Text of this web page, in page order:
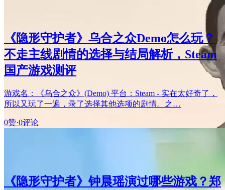
《隐形守护者》乌合之众Demo怎么玩？
不走主线剧情的选择与结局解析，Steam
国产游戏测评
游戏名：《乌合之众》(Demo) 平台：Steam - 实在太好奇了，
所以又玩了一遍，录了选择其他选项的剧情。之…
0赞·0评论
《隐形守护者》钟晨瑶演过哪些游戏？郑